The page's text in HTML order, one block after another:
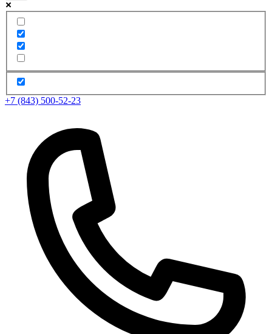
+7 (843) 500-52-23